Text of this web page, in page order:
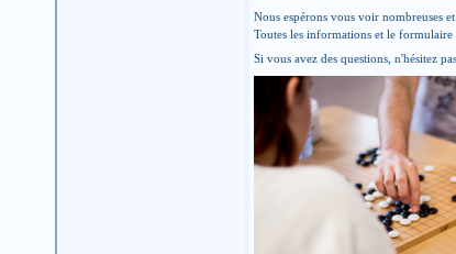
Nous espérons vous voir nombreuses
Toutes les informations et le
Si vous avez des questions, n'hésitez